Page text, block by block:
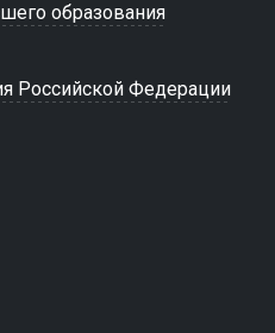
образования
Российской Федерации